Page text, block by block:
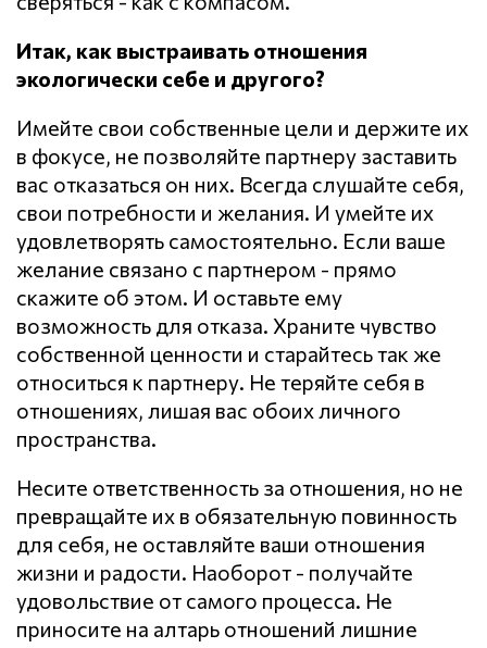
Итак, как выстраивать отношения
экологически себе и другого?
Имейте свои собственные цели и держите их
в фокусе, не позволяйте партнеру заставить
вас отказаться он них. Всегда слушайте себя,
свои потребности и желания. И умейте их
удовлетворять самостоятельно. Если ваше
желание связано с партнером - прямо
скажите об этом. И оставьте ему
возможность для отказа. Храните чувство
собственной ценности и старайтесь так же
относиться к партнеру. Не теряйте себя в
отношениях, лишая вас обоих личного
пространства.
Несите ответственность за отношения, но не
превращайте их в обязательную повинность
для себя, не оставляйте ваши отношения
жизни и радости. Наоборот - получайте
удовольствие от самого процесса. Не
приносите на алтарь отношений лишние